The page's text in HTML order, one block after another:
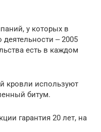
у которых в
‒ 2005
есть в каждом
кровли используют
битум.
гарантия 20 лет, на